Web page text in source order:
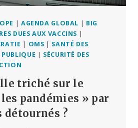
| AGENDA GLOBAL | BIG
DUES AUX VACCINS |
| OMS | SANTÉ DES
| SÉCURITÉ DES
triché sur le
pandémies » par
détournés ?